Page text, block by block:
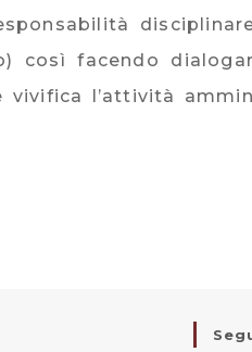
così facendo
vivifica l’attività